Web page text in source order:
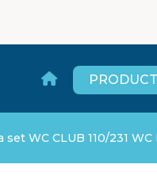
set WC CLUB 110/231